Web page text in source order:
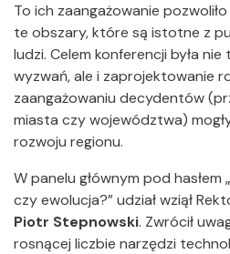
To ich zaangażowanie
te obszary, które są istotne z
ludzi. Celem konferencji była
wyzwań, ale i zaprojektowanie
zaangażowaniu decydentów
miasta czy województwa)
rozwoju regionu.
W panelu głównym pod hasłem
czy ewolucja?” udział wziął
Piotr Stepnowski. Zwrócił
rosnącej liczbie narzędzi